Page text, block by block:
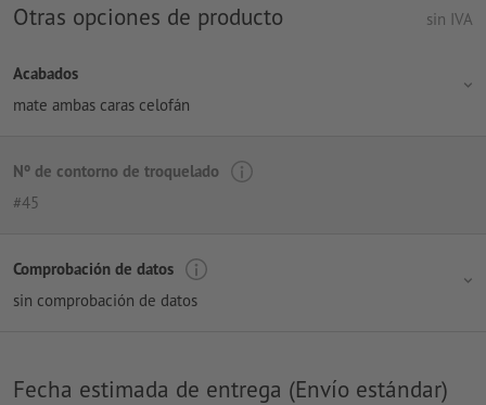
Otras opciones de producto sin IVA
Acabados
mate ambas caras celofán
Nº de contorno de troquelado
#45
Comprobación de datos
sin comprobación de datos
Fecha estimada de entrega (Envío estándar)